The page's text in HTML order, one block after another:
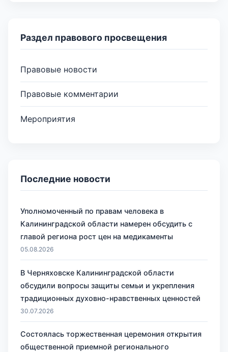
Раздел правового просвещения
Правовые новости
Правовые комментарии
Мероприятия
Последние новости
Уполномоченный по правам человека в
Калининградской области намерен обсудить с
главой региона рост цен на медикаменты
05.08.2026
В Черняховске Калининградской области
обсудили вопросы защиты семьи и укрепления
традиционных духовно-нравственных ценностей
30.07.2026
Состоялась торжественная церемония открытия
общественной приемной регионального